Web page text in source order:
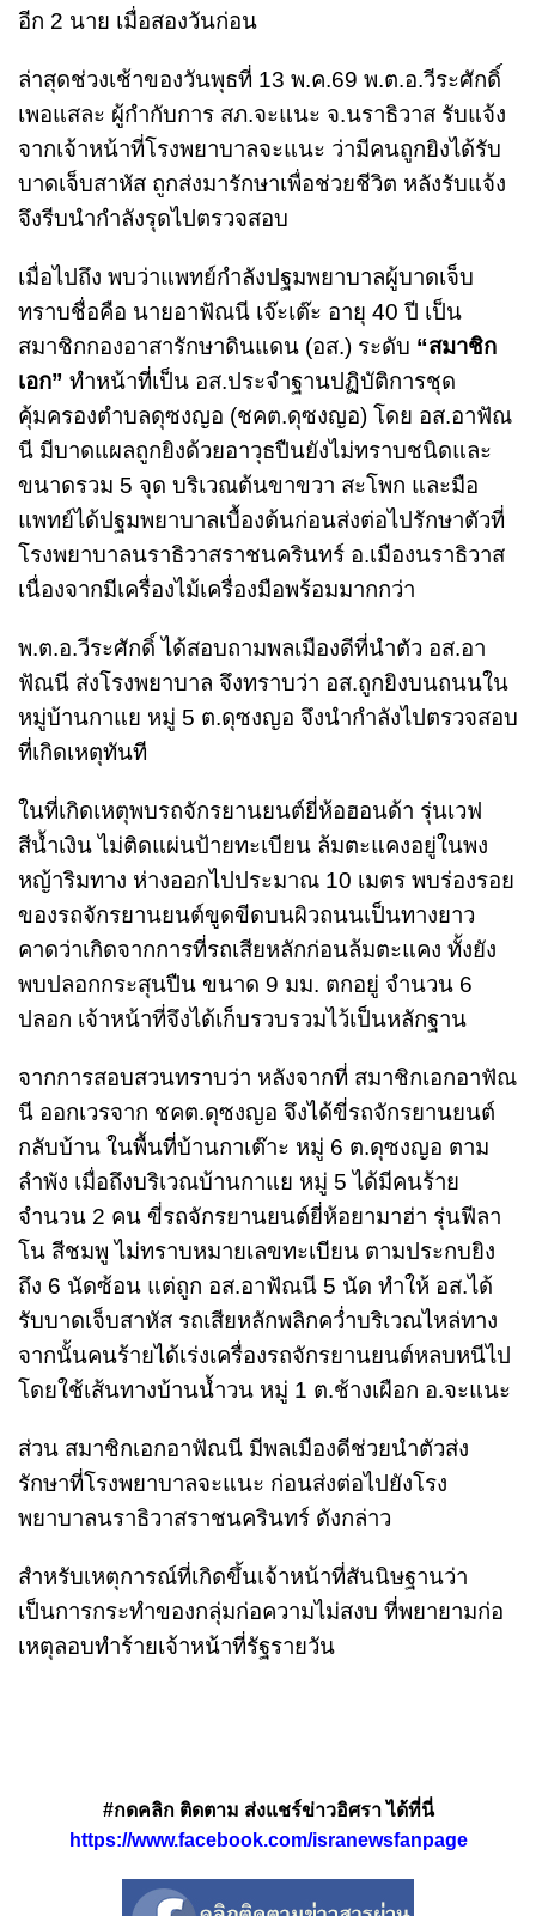
อีก 2 นาย เมื่อสองวันก่อน
ล่าสุดช่วงเช้าของวันพุธที่ 13 พ.ค.69 พ.ต.อ.วีระศักดิ์
เพอแสละ ผู้กำกับการ สภ.จะแนะ จ.นราธิวาส รับแจ้ง
จากเจ้าหน้าที่โรงพยาบาลจะแนะ ว่ามีคนถูกยิงได้รับ
บาดเจ็บสาหัส ถูกส่งมารักษาเพื่อช่วยชีวิต หลังรับแจ้ง
จึงรีบนำกำลังรุดไปตรวจสอบ
เมื่อไปถึง พบว่าแพทย์กำลังปฐมพยาบาลผู้บาดเจ็บ
ทราบชื่อคือ นายอาฟัณนี เจ๊ะเต๊ะ อายุ 40 ปี เป็น
สมาชิกกองอาสารักษาดินแดน (อส.) ระดับ “สมาชิก
เอก” ทำหน้าที่เป็น อส.ประจำฐานปฏิบัติการชุด
คุ้มครองตำบลดุซงญอ (ชคต.ดุซงญอ) โดย อส.อาฟัณ
นี มีบาดแผลถูกยิงด้วยอาวุธปืนยังไม่ทราบชนิดและ
ขนาดรวม 5 จุด บริเวณต้นขาขวา สะโพก และมือ
แพทย์ได้ปฐมพยาบาลเบื้องต้นก่อนส่งต่อไปรักษาตัวที่
โรงพยาบาลนราธิวาสราชนครินทร์ อ.เมืองนราธิวาส
เนื่องจากมีเครื่องไม้เครื่องมือพร้อมมากกว่า
พ.ต.อ.วีระศักดิ์ ได้สอบถามพลเมืองดีที่นำตัว อส.อา
ฟัณนี ส่งโรงพยาบาล จึงทราบว่า อส.ถูกยิงบนถนนใน
หมู่บ้านกาแย หมู่ 5 ต.ดุซงญอ จึงนำกำลังไปตรวจสอบ
ที่เกิดเหตุทันที
ในที่เกิดเหตุพบรถจักรยานยนต์ยี่ห้อฮอนด้า รุ่นเวฟ
สีน้ำเงิน ไม่ติดแผ่นป้ายทะเบียน ล้มตะแคงอยู่ในพง
หญ้าริมทาง ห่างออกไปประมาณ 10 เมตร พบร่องรอย
ของรถจักรยานยนต์ขูดขีดบนผิวถนนเป็นทางยาว
คาดว่าเกิดจากการที่รถเสียหลักก่อนล้มตะแคง ทั้งยัง
พบปลอกกระสุนปืน ขนาด 9 มม. ตกอยู่ จำนวน 6
ปลอก เจ้าหน้าที่จึงได้เก็บรวบรวมไว้เป็นหลักฐาน
จากการสอบสวนทราบว่า หลังจากที่ สมาชิกเอกอาฟัณ
นี ออกเวรจาก ชคต.ดุซงญอ จึงได้ขี่รถจักรยานยนต์
กลับบ้าน ในพื้นที่บ้านกาเต๊าะ หมู่ 6 ต.ดุซงญอ ตาม
ลำพัง เมื่อถึงบริเวณบ้านกาแย หมู่ 5 ได้มีคนร้าย
จำนวน 2 คน ขี่รถจักรยานยนต์ยี่ห้อยามาฮ่า รุ่นฟีลา
โน สีชมพู ไม่ทราบหมายเลขทะเบียน ตามประกบยิง
ถึง 6 นัดซ้อน แต่ถูก อส.อาฟัณนี 5 นัด ทำให้ อส.ได้
รับบาดเจ็บสาหัส รถเสียหลักพลิกคว่ำบริเวณไหล่ทาง
จากนั้นคนร้ายได้เร่งเครื่องรถจักรยานยนต์หลบหนีไป
โดยใช้เส้นทางบ้านน้ำวน หมู่ 1 ต.ช้างเผือก อ.จะแนะ
ส่วน สมาชิกเอกอาฟัณนี มีพลเมืองดีช่วยนำตัวส่ง
รักษาที่โรงพยาบาลจะแนะ ก่อนส่งต่อไปยังโรง
พยาบาลนราธิวาสราชนครินทร์ ดังกล่าว
สำหรับเหตุการณ์ที่เกิดขึ้นเจ้าหน้าที่สันนิษฐานว่า
เป็นการกระทำของกลุ่มก่อความไม่สงบ ที่พยายามก่อ
เหตุลอบทำร้ายเจ้าหน้าที่รัฐรายวัน
#กดคลิก ติดตาม ส่งแชร์ข่าวอิศรา ได้ที่นี่
https://www.facebook.com/isranewsfanpage